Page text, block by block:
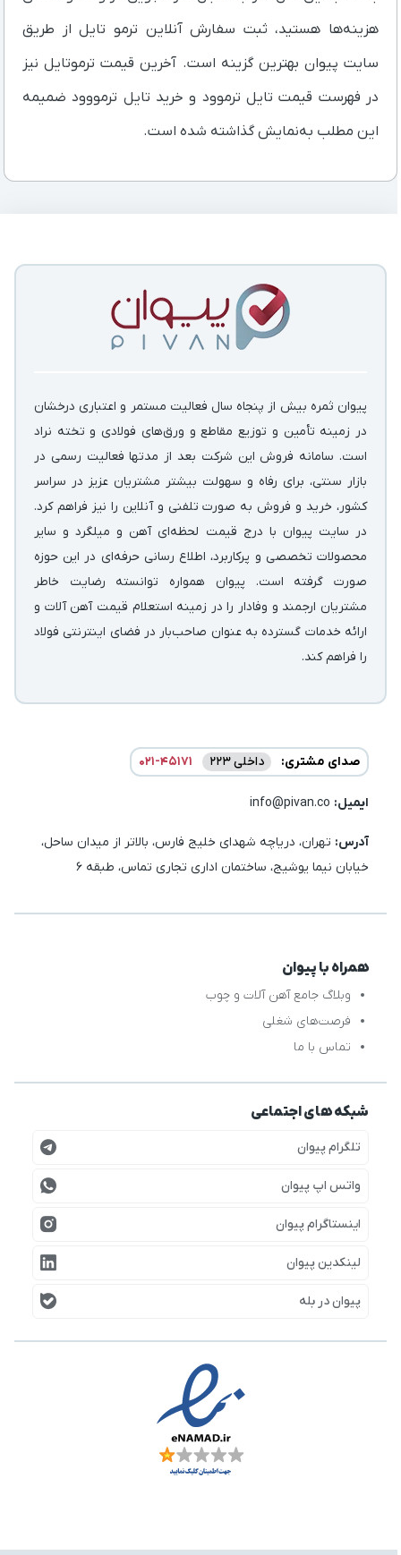
هزینه‌ها هستید، ثبت سفارش آنلاین ترمو تایل از طریق
سایت پیوان بهترین گزینه است. آخرین قیمت ترموتایل نیز
در فهرست قیمت تایل ترموود و خرید تایل ترمووود ضمیمه
این مطلب به‌نمایش گذاشته شده است.
پیوان ثمره بیش از پنجاه سال فعالیت مستمر و اعتباری درخشان
در زمینه‌ تأمین و توزیع مقاطع و ورق‌های فولادی و تخته نراد
است. سامانه فروش این شرکت بعد از مدتها فعالیت رسمی در
بازار سنتی، برای رفاه و سهولت بیشتر مشتریان عزیز در سراسر
کشور، خرید و فروش به صورت تلفنی و آنلاین را نیز فراهم کرد.
در سایت پیوان با درج قیمت لحظه‌ای آهن و میلگرد و سایر
محصولات تخصصی و پرکاربرد، اطلاع رسانی حرفه‌ای در این حوزه
صورت گرفته است. پیوان همواره توانسته رضایت خاطر
مشتریان ارجمند و وفادار را در زمینه استعلام قیمت آهن آلات و
ارائه خدمات گسترده به عنوان صاحب‌بار در فضای اینترنتی فولاد
را فراهم کند.
صدای مشتری: داخلی 223 021-45171
ایمیل:‌info@pivan.co
آدرس:تهران، دریاچه شهدای خلیج فارس، بالاتر از میدان ساحل،
خیابان نیما یوشیج، ساختمان اداری تجاری تماس، طبقه 6
همراه با پیوان
وبلاگ جامع آهن آلات و چوب
فرصت‌های شغلی
تماس با ما
شبکه های اجتماعی
تلگرام پیوان
واتس اپ پیوان
اینستاگرام پیوان
لینکدین پیوان
پیوان در بله